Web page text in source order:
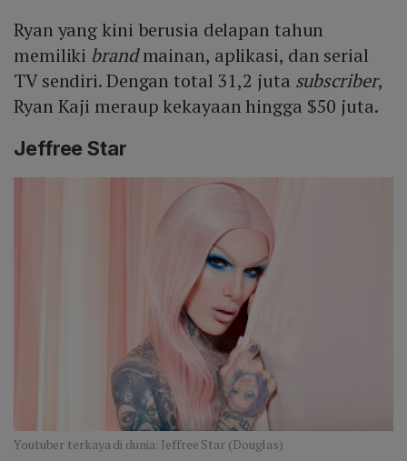
Ryan yang kini berusia delapan tahun
memiliki brandmainan, aplikasi, dan serial
TV sendiri. Dengan total 31,2 juta subscriber,
Ryan Kaji meraup kekayaan hingga $50 juta.
Jeffree Star
Youtuber terkaya di dunia: Jeffree Star (Douglas)